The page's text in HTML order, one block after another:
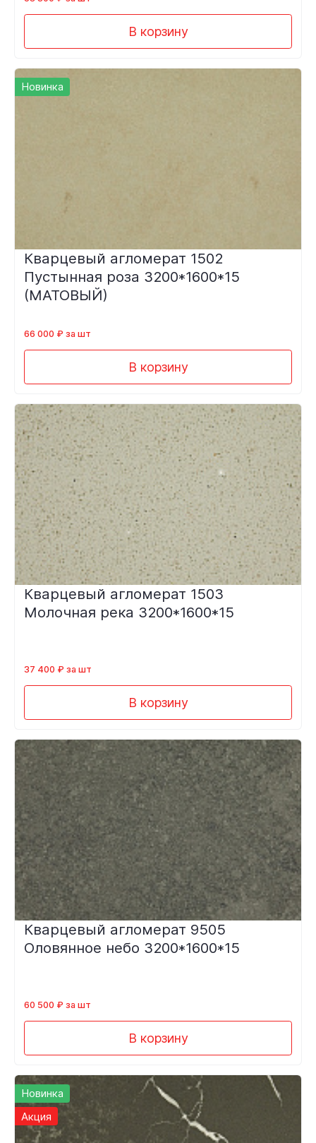
В корзину
Новинка
Кварцевый агломерат 1502
Пустынная роза 3200*1600*15
(МАТОВЫЙ)
66 000 ₽ за шт
В корзину
Кварцевый агломерат 1503
Молочная река 3200*1600*15
37 400 ₽ за шт
В корзину
Кварцевый агломерат 9505
Оловянное небо 3200*1600*15
60 500 ₽ за шт
В корзину
Новинка
Акция